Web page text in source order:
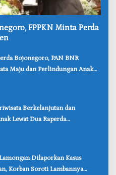
FPPKN Minta Perda
Bojonegoro, PAN BNR
Maju dan Perlindungan Anak
Berkelanjutan dan
Lewat Dua Raperda
Dilaporkan Kasus
Korban Soroti Lambannya